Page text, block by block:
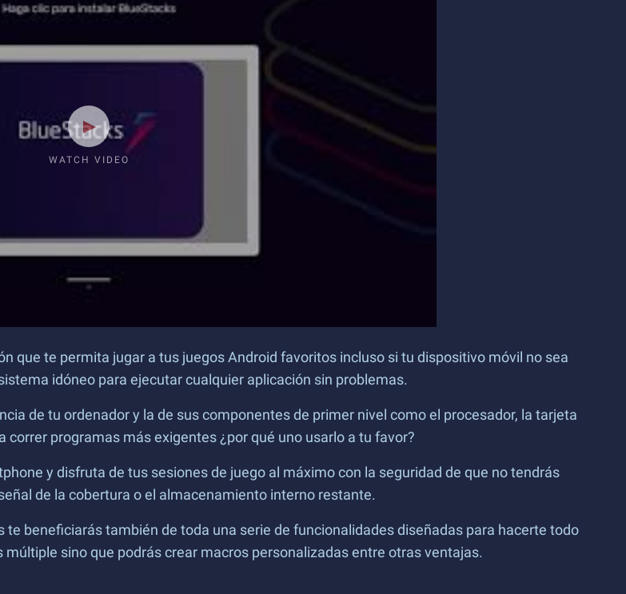
WATCH VIDEO
que te permita jugar a tus juegos Android favoritos incluso si tu dispositivo móvil no sea
idóneo para ejecutar cualquier aplicación sin problemas.
de tu ordenador y la de sus componentes de primer nivel como el procesador, la tarjeta
programas más exigentes ¿por qué uno usarlo a tu favor?
y disfruta de tus sesiones de juego al máximo con la seguridad de que no tendrás
de la cobertura o el almacenamiento interno restante.
te beneficiarás también de toda una serie de funcionalidades diseñadas para hacerte todo
sino que podrás crear macros personalizadas entre otras ventajas.